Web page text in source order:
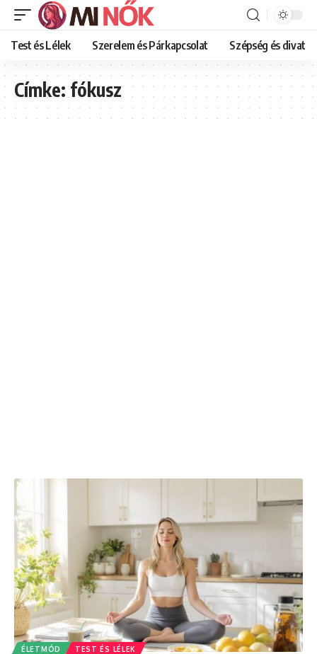
Test és Lélek Szerelem és Párkapcsolat Szépség és divat
Címke:fókusz
ÉLETMÓD TEST ÉS LÉLEK